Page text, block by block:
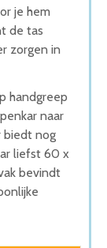
je hem
de tas
zorgen in
handgreep
naar
biedt nog
liefst 60 x
bevindt